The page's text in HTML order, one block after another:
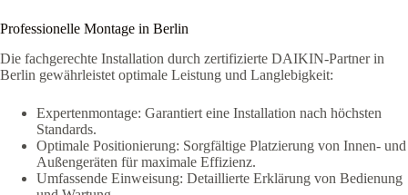
Professionelle Montage in Berlin
Die fachgerechte Installation durch zertifizierte DAIKIN-Partner in
Berlin gewährleistet optimale Leistung und Langlebigkeit:
Expertenmontage: Garantiert eine Installation nach höchsten
Standards.
Optimale Positionierung: Sorgfältige Platzierung von Innen- und
Außengeräten für maximale Effizienz.
Umfassende Einweisung: Detaillierte Erklärung von Bedienung